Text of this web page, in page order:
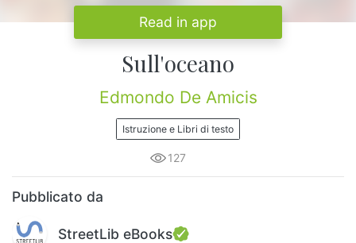
Read in app
Sull'oceano
Edmondo De Amicis
Istruzione e Libri di testo
127
Pubblicato da
StreetLib eBooks